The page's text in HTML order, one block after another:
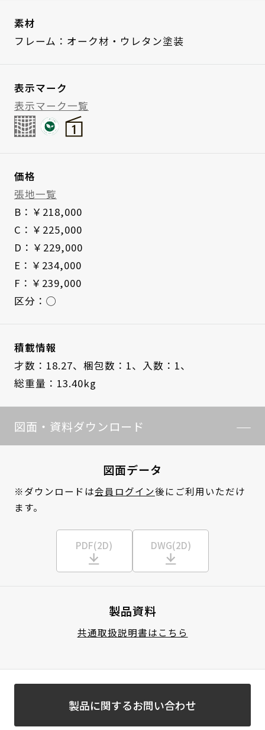
素材
フレーム：オーク材・ウレタン塗装
表示マーク
表示マーク一覧
価格
張地一覧
B：￥218,000
C：￥225,000
D：￥229,000
E：￥234,000
F：￥239,000
区分：◯
積載情報
才数：18.27、 梱包数：1、 入数：1、
総重量：13.40kg
図面・資料ダウンロード
図面データ
※ダウンロードは会員ログイン後にご利用いただけ
ます。
PDF(2D) DWG(2D)
製品資料
共通取扱説明書はこちら
製品に関するお問い合わせ